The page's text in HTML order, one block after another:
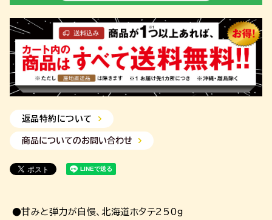
返品特約について
商品についてのお問い合わせ
●甘みと弾力が自慢、北海道ホタテ250g